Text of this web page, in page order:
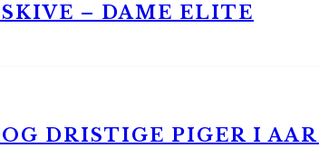
– DAME ELITE
DRISTIGE PIGER I